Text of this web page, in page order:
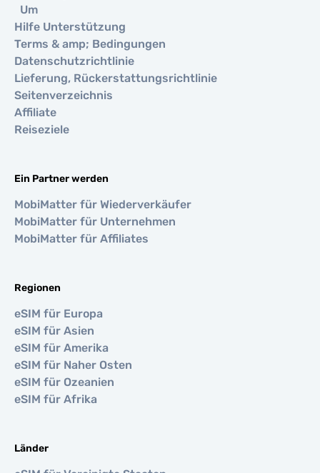
Um
Hilfe Unterstützung
Terms & amp; Bedingungen
Datenschutzrichtlinie
Lieferung, Rückerstattungsrichtlinie
Seitenverzeichnis
Affiliate
Reiseziele
Ein Partner werden
MobiMatter für Wiederverkäufer
MobiMatter für Unternehmen
MobiMatter für Affiliates
Regionen
eSIM für Europa
eSIM für Asien
eSIM für Amerika
eSIM für Naher Osten
eSIM für Ozeanien
eSIM für Afrika
Länder